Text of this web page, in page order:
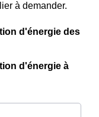
à demander.
d'énergie des
d'énergie à